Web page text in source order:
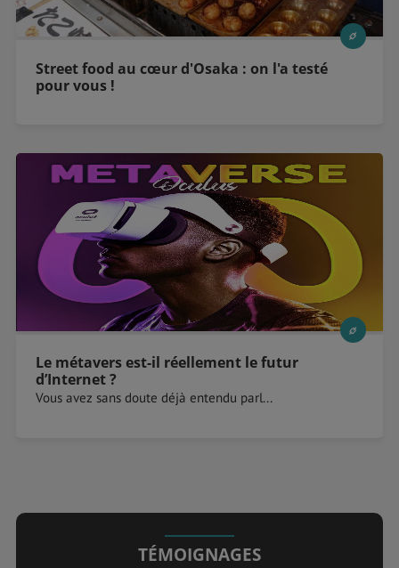
Street food au cœur d'Osaka : on l'a testé
pour vous !
Le métavers est-il réellement le futur
d’Internet ?
Vous avez sans doute déjà entendu parl...
TÉMOIGNAGES